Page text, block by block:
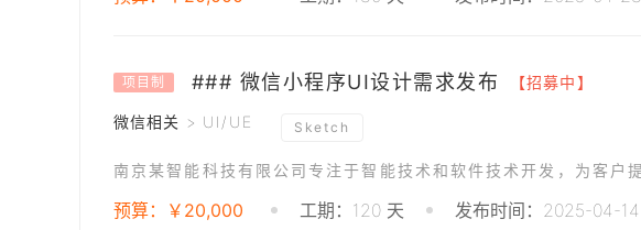
项目制 ### 微信小程序UI设计需求发布 【招募中】
微信相关 > UI/UE Sketch
预算：￥20,000 工期：120 天 发布时间：2025-04-14